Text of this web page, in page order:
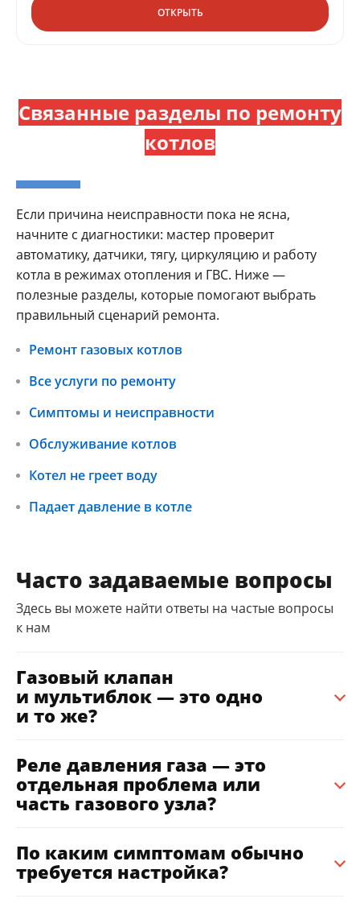
ОТКРЫТЬ
Связанные разделы по ремонту
котлов
Если причина неисправности пока не ясна,
начните с диагностики: мастер проверит
автоматику, датчики, тягу, циркуляцию и работу
котла в режимах отопления и ГВС. Ниже —
полезные разделы, которые помогают выбрать
правильный сценарий ремонта.
Ремонт газовых котлов
Все услуги по ремонту
Симптомы и неисправности
Обслуживание котлов
Котел не греет воду
Падает давление в котле
Часто задаваемые вопросы
Здесь вы можете найти ответы на частые вопросы
к нам
Газовый клапан
и мультиблок — это одно
и то же?
Реле давления газа — это
отдельная проблема или
часть газового узла?
По каким симптомам обычно
требуется настройка?